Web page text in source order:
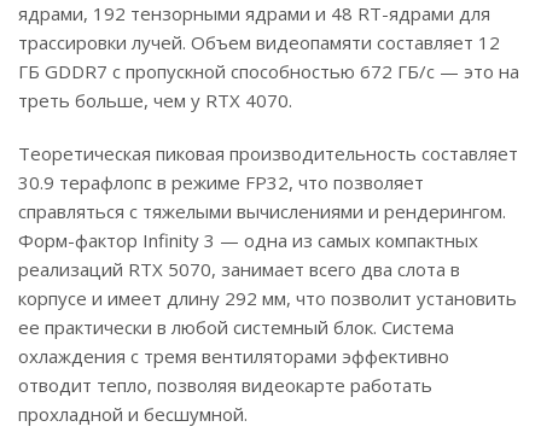
ядрами, 192 тензорными ядрами и 48 RT-ядрами для
трассировки лучей. Объем видеопамяти составляет 12
ГБ GDDR7 с пропускной способностью 672 ГБ/с — это на
треть больше, чем у RTX 4070.
Теоретическая пиковая производительность составляет
30.9 терафлопс в режиме FP32, что позволяет
справляться с тяжелыми вычислениями и рендерингом.
Форм-фактор Infinity 3 — одна из самых компактных
реализаций RTX 5070, занимает всего два слота в
корпусе и имеет длину 292 мм, что позволит установить
ее практически в любой системный блок. Система
охлаждения с тремя вентиляторами эффективно
отводит тепло, позволяя видеокарте работать
прохладной и бесшумной.